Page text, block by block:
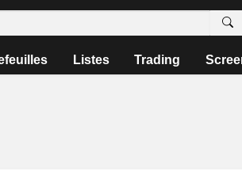
Listes Trading